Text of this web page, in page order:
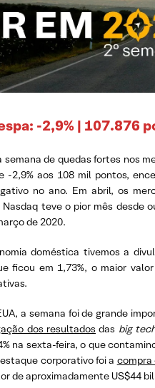
-2,9% | 107.876
semana de quedas fortes nos
-2,9% aos 108 mil pontos,
no ano. Em abril, os
teve o pior mês desde
de 2020.
doméstica tivemos a
ficou em 1,73%, o maior
a semana foi de grande
dos resultados das big
na sexta-feira, o que
corporativo foi a compra
de aproximadamente US$44